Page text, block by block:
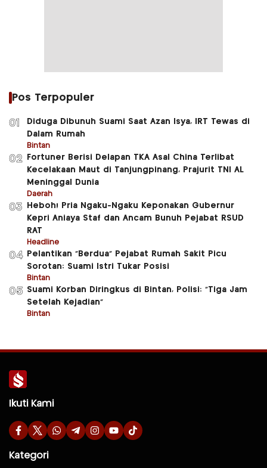
Pos Terpopuler
01
Diduga Dibunuh Suami Saat Azan Isya, IRT Tewas di
Dalam Rumah
Bintan
02
Fortuner Berisi Delapan TKA Asal China Terlibat
Kecelakaan Maut di Tanjungpinang, Prajurit TNI AL
Meninggal Dunia
Daerah
03
Heboh! Pria Ngaku-Ngaku Keponakan Gubernur
Kepri Aniaya Staf dan Ancam Bunuh Pejabat RSUD
RAT
Headline
04
Pelantikan “Berdua” Pejabat Rumah Sakit Picu
Sorotan: Suami Istri Tukar Posisi
Bintan
05 Suami Korban Diringkus di Bintan, Polisi: “Tiga Jam
Setelah Kejadian”
Bintan
Ikuti Kami
Kategori